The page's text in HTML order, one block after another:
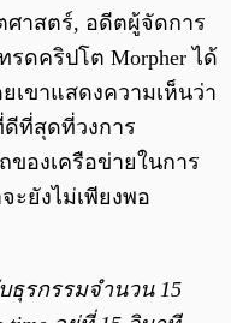
ศาสตร์, อดีตผู้จัดการ
ดคริปโต Morpher ได้
เขาแสดงความเห็นว่า
ดีที่สุดที่วงการ
องเครือข่ายในการ
ะยังไม่เพียงพอ
ธุรกรรมจำนวน 15